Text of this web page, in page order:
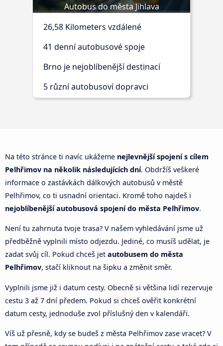
Autobus do města Jihlava
26,58 Kilometers vzdálené
41 denní autobusové spoje
Brno je nejoblíbenější destinací
5 různí autobusoví dopravci
Na této stránce ti navíc ukážeme nejlevnější spojení s cílem
Pelhřimov na několik následujících dní. Obdržíš veškeré
informace o zastávkách dálkových autobusů v městě
Pelhřimov, co ti usnadní orientaci. Kromě toho najdeš i
nejoblíbenější autobusová spojení do města Pelhřimov.
Není tu zahrnuta tvoje trasa? V našem vyhledávání jsme už
předběžně vyplnili místo odjezdu. Jediné, co musíš udělat, je
zadat svůj cíl. Pokud chceš jet autobusem do města
Pelhřimov, stačí kliknout na šipku a změnit směr.
Vyplnili jsme již i datum cesty. Obecně si většina lidí rezervuje
cestu 3 až 7 dní předem. Pokud si chceš ověřit konkrétní
datum cesty, jednoduše zvol příslušný den v kalendáři.
Víš už přesně, kdy se budeš z města Pelhřimov zase vracet? V